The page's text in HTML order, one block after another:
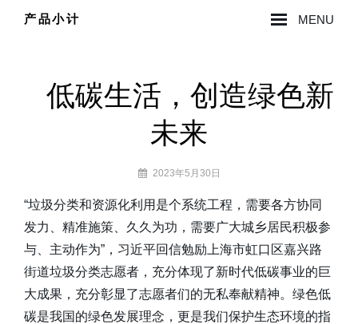
产品小计 MENU
低碳生活，创造绿色新
未来
By 2023年5月30日
“垃圾分类和资源化利用是个系统工程，需要各方协同
发力、精准施策、久久为功，需要广大城乡居民积极参
与、主动作为”，习近平回信勉励上海市虹口区嘉兴路
街道垃圾分类志愿者，充分体现了新时代低碳事业的巨
大成果，充分彰显了志愿者们的无私奉献精神。绿色低
碳是我国的绿色发展理念，更是我们保护生态环境的指